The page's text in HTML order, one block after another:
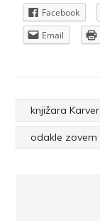
Facebook
Email
knjižara Karver
odakle zovem